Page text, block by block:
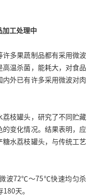
加工处理中
多果蔬制品都有采用微波
温杀菌，能耗大，对食品
外已有许多采用微波对肉
枝罐头，研究了不同贮藏
变化情况。结果表明，应
水荔枝罐头，与传统工艺
波72℃～75℃快速均匀杀
天。